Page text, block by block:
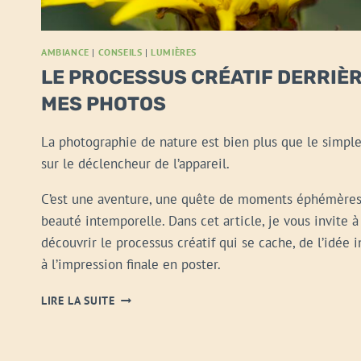
AMBIANCE | CONSEILS |LUMIÈRES
LE PROCESSUS CRÉATIF
MES PHOTOS
La photographie de nature est bien plus que le simple
sur le déclencheur de l’appareil.
C’est une aventure, une quête de moments
beauté intemporelle. Dans cet article, je vous invite à
découvrir le processus créatif qui se cache, de l’idée
à l’impression finale en poster.
LIRE LA SUITELE